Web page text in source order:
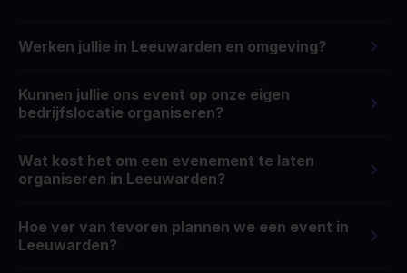
Werken jullie in Leeuwarden en omgeving?
Kunnen jullie ons event op onze eigen
bedrijfslocatie organiseren?
Wat kost het om een evenement te laten
organiseren in Leeuwarden?
Hoe ver van tevoren plannen we een event in
Leeuwarden?